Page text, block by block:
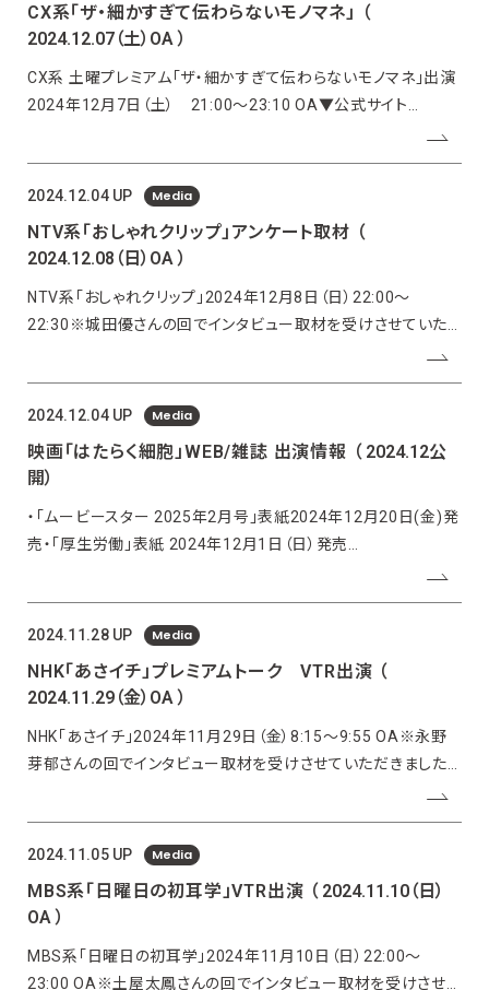
CX系「ザ・細かすぎて伝わらないモノマネ」
（
2024.12.07（土）OA ）
CX系 土曜プレミアム「ザ・細かすぎて伝わらないモノマネ」出演
2024年12月7日（土） 21:00〜23:10 OA▼公式サイト
2024.12.04 UP Media
NTV系「おしゃれクリップ」アンケート取材 （
2024.12.08（日）OA ）
NTV系「おしゃれクリップ」2024年12月8日（日）22:00〜
22:30※城田優さんの回でインタビュー取材を受けさせていた
だきました。▼公式サイトhttps://www.ntv.co.jp/oshareclip/
2024.12.04 UP Media
映画「はたらく細胞」WEB/雑誌 出演情報 （ 2024.12公
開）
・「ムービースター 2025年2月号」表紙2024年12月20日(金)発
売・「厚生労働」表紙 2024年12月1日（日）発売
https://www.mhlw.go.jp/stf/houdou_kouhou/
「モデルプレス」（W
2024.11.28 UP Media
NHK「あさイチ」プレミアムトーク VTR出演 （
2024.11.29（金）OA ）
NHK「あさイチ」2024年11月29日（金）8:15〜9:55 OA※永野
芽郁さんの回でインタビュー取材を受けさせていただきました。
https://www.nhk.jp/p/asaichi/ts/KV93JMQRY8/episode/te/
2024.11.05 UP Media
MBS系「日曜日の初耳学」VTR出演 （ 2024.11.10（日）
OA ）
MBS系「日曜日の初耳学」2024年11月10日（日）22:00〜
23:00 OA※土屋太鳳さんの回でインタビュー取材を受けさせて